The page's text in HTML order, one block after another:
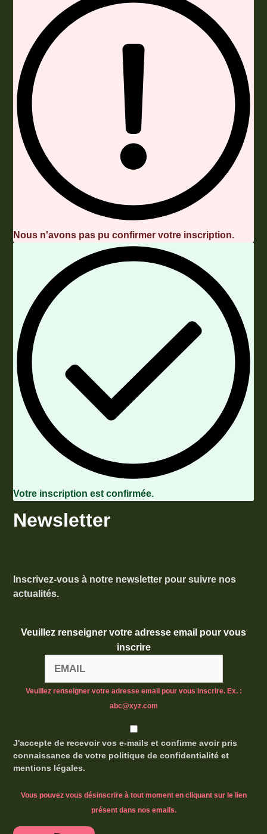
Nous n'avons pas pu confirmer votre inscription.
Votre inscription est confirmée.
Newsletter
Inscrivez-vous à notre newsletter pour suivre nos
actualités.
Veuillez renseigner votre adresse email pour vous
inscrire
Veuillez renseigner votre adresse email pour vous inscrire. Ex. :
abc@xyz.com
J'accepte de recevoir vos e-mails et confirme avoir pris
connaissance de votre politique de confidentialité et
mentions légales.
Vous pouvez vous désinscrire à tout moment en cliquant sur le lien
présent dans nos emails.